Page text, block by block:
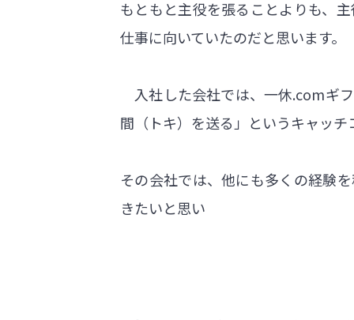
もともと主役を張ることよりも、
仕事に向いていたのだと思います。
入社した会社では、一休.comギ
間（トキ）を送る」というキャッ
その会社では、他にも多くの経験
きたいと思い